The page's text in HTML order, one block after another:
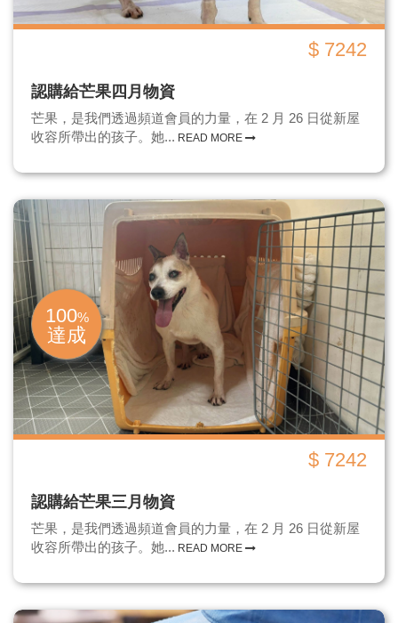
$ 7242
認購給芒果四月物資
芒果，是我們透過頻道會員的力量，在 2 月 26 日從新屋
收容所帶出的孩子。她... READ MORE
100%
達成
$ 7242
認購給芒果三月物資
芒果，是我們透過頻道會員的力量，在 2 月 26 日從新屋
收容所帶出的孩子。她... READ MORE